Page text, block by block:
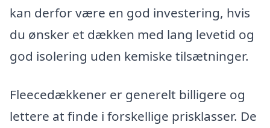
kan derfor være en god investering, hvis
du ønsker et dækken med lang levetid og
god isolering uden kemiske tilsætninger.
Fleecedækkener er generelt billigere og
lettere at finde i forskellige prisklasser. De